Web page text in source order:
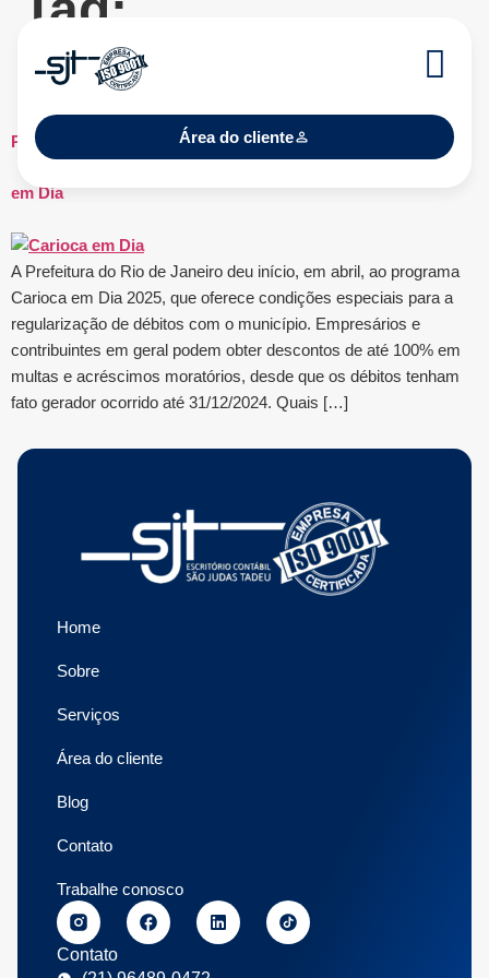
Área do cliente
regularização
Prefeitura do Rio lança programa de regularização Carioca
em Dia
A Prefeitura do Rio de Janeiro deu início, em abril, ao programa
Carioca em Dia 2025, que oferece condições especiais para a
regularização de débitos com o município. Empresários e
contribuintes em geral podem obter descontos de até 100% em
multas e acréscimos moratórios, desde que os débitos tenham
fato gerador ocorrido até 31/12/2024. Quais […]
Home
Sobre
Serviços
Área do cliente
Blog
Contato
Trabalhe conosco
Contato